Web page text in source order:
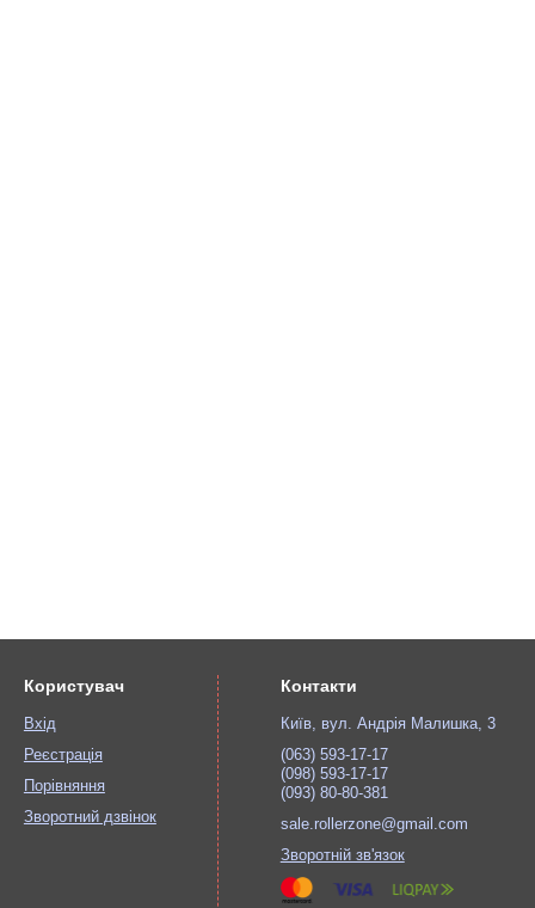
Користувач
Вхід
Реєстрація
Порівняння
Зворотний дзвінок
Контакти
Київ, вул. Андрія Малишка, 3
(063) 593-17-17
(098) 593-17-17
(093) 80-80-381
sale.rollerzone@gmail.com
Зворотній зв'язок